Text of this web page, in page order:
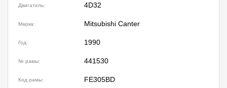
Двигатель: 4D32
Марка: Mitsubishi Canter
Год: 1990
№ рамы: 441530
Код рамы: FE305BD